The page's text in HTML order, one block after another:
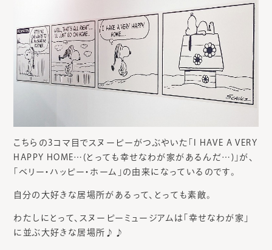
こちらの3コマ目でスヌーピーがつぶやいた「I HAVE A VERY
HAPPY HOME…(とっても幸せなわが家があるんだ…)」が、
「ベリー・ハッピー・ホーム」の由来になっているのです。
自分の大好きな居場所があるって、とっても素敵。
わたしにとって、スヌーピーミュージアムは「幸せなわが家」
に並ぶ大好きな居場所♪♪